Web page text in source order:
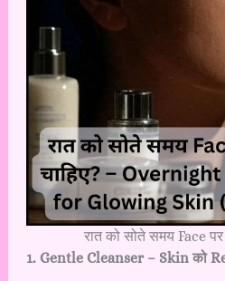
रात को सोते समय Face पर
1. Gentle Cleanser – Skin को